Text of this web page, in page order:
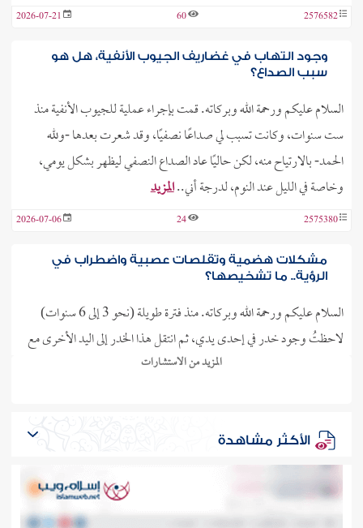
2576582
60
2026-07-21
وجود التهاب في غضاريف الجيوب الأنفية، هل هو
سبب الصداع؟
السلام عليكم ورحمة الله وبركاته. قمت بإجراء عملية للجيوب الأنفية منذ
ست سنوات، وكانت تسبب لي صداعًا نصفيًا، وقد شعرت بعدها -ولله
الحمد- بالارتياح منه، لكن حاليًا عاد الصداع النصفي ليظهر بشكل يومي،
وخاصة في الليل عند النوم، لدرجة أني..المزيد
2575380
24
2026-07-06
مشكلات هضمية وتقلصات عصبية واضطراب في
الرؤية.. ما تشخيصها؟
السلام عليكم ورحمة الله وبركاته. منذ فترة طويلة (نحو 3 إلى 6 سنوات)
لاحظتُ وجود خدر في إحدى يدي، ثم انتقل هذا الخدر إلى اليد الأخرى مع
مرور الوقت، وأظنه قد وصل إلى قدمي أيضًا. لديّ مشكلات في الهضم أو
تورم في جانب الأيسر من الرقبة، هل هو دلالة على
وجود سرطان؟
السلام عليكم. أنا طالب في إحدى الدول الأجنبية، وظهر لدي تورم في الجهة
المزيد من الاستشارات
الأكثر مشاهدة